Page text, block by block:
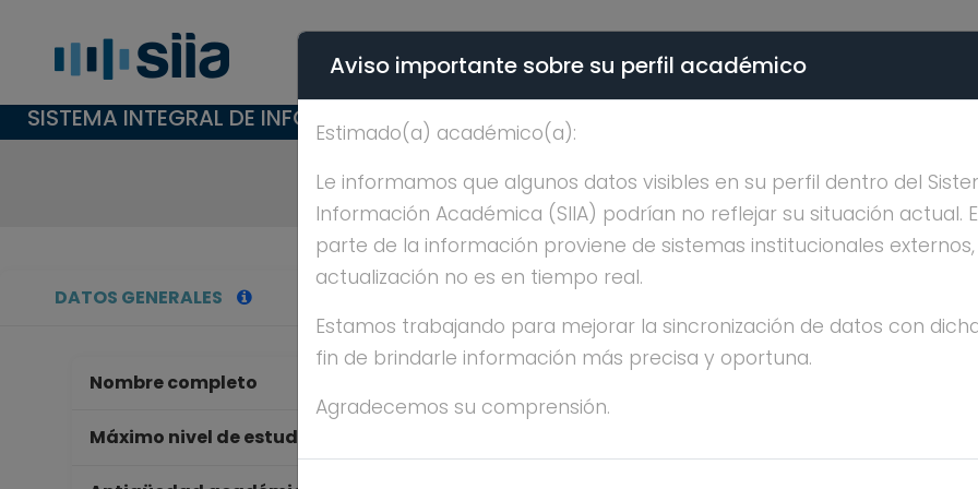
SISTEMA INTEGRAL DE INFORMACIÓN ACADÉMICA - PÚBLICO
EMILIO NAVA
DATOS GENERALES
Nombre completo
Máximo nivel de estudios
Aviso importante sobre su perfil académico
Estimado(a) académico(a):
Le informamos que algunos datos visibles en su perfil dentro del
Información Académica (SIIA) podrían no reflejar su situación actual.
parte de la información proviene de sistemas institucionales
actualización no es en tiempo real.
Estamos trabajando para mejorar la sincronización de datos con
fin de brindarle información más precisa y oportuna.
Agradecemos su comprensión.